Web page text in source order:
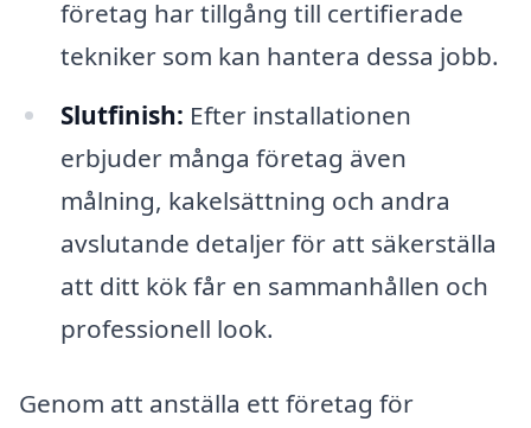
företag har tillgång till certifierade
tekniker som kan hantera dessa jobb.
Slutfinish: Efter installationen
erbjuder många företag även
målning, kakelsättning och andra
avslutande detaljer för att säkerställa
att ditt kök får en sammanhållen och
professionell look.
Genom att anställa ett företag för